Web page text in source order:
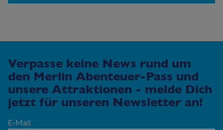
Verpasse keine News rund um
den Merlin Abenteuer-Pass und
unsere Attraktionen - melde Dich
jetzt für unseren Newsletter an!
E-Mail